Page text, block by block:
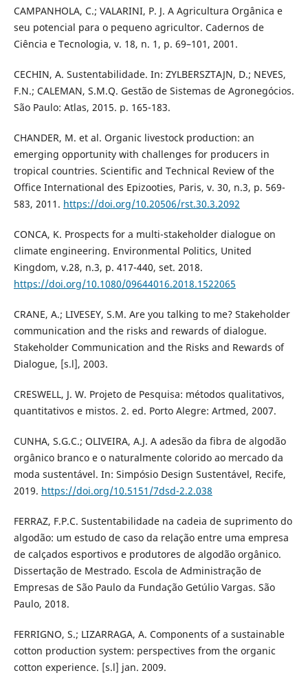
CAMPANHOLA, C.; VALARINI, P. J. A Agricultura Orgânica e
seu potencial para o pequeno agricultor. Cadernos de
Ciência e Tecnologia, v. 18, n. 1, p. 69–101, 2001.
CECHIN, A. Sustentabilidade. In: ZYLBERSZTAJN, D.; NEVES,
F.N.; CALEMAN, S.M.Q. Gestão de Sistemas de Agronegócios.
São Paulo: Atlas, 2015. p. 165-183.
CHANDER, M. et al. Organic livestock production: an
emerging opportunity with challenges for producers in
tropical countries. Scientific and Technical Review of the
Office International des Epizooties, Paris, v. 30, n.3, p. 569-
583, 2011. https://doi.org/10.20506/rst.30.3.2092
CONCA, K. Prospects for a multi-stakeholder dialogue on
climate engineering. Environmental Politics, United
Kingdom, v.28, n.3, p. 417-440, set. 2018.
https://doi.org/10.1080/09644016.2018.1522065
CRANE, A.; LIVESEY, S.M. Are you talking to me? Stakeholder
communication and the risks and rewards of dialogue.
Stakeholder Communication and the Risks and Rewards of
Dialogue, [s.l], 2003.
CRESWELL, J. W. Projeto de Pesquisa: métodos qualitativos,
quantitativos e mistos. 2. ed. Porto Alegre: Artmed, 2007.
CUNHA, S.G.C.; OLIVEIRA, A.J. A adesão da fibra de algodão
orgânico branco e o naturalmente colorido ao mercado da
moda sustentável. In: Simpósio Design Sustentável, Recife,
2019. https://doi.org/10.5151/7dsd-2.2.038
FERRAZ, F.P.C. Sustentabilidade na cadeia de suprimento do
algodão: um estudo de caso da relação entre uma empresa
de calçados esportivos e produtores de algodão orgânico.
Dissertação de Mestrado. Escola de Administração de
Empresas de São Paulo da Fundação Getúlio Vargas. São
Paulo, 2018.
FERRIGNO, S.; LIZARRAGA, A. Components of a sustainable
cotton production system: perspectives from the organic
cotton experience. [s.l] jan. 2009.